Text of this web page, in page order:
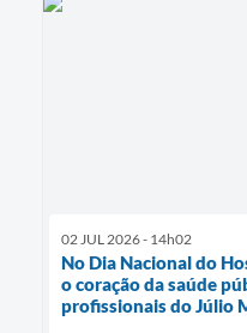
02 JUL 2026 - 14h02
No Dia Nacional do
o coração da saúde
profissionais do Júlio